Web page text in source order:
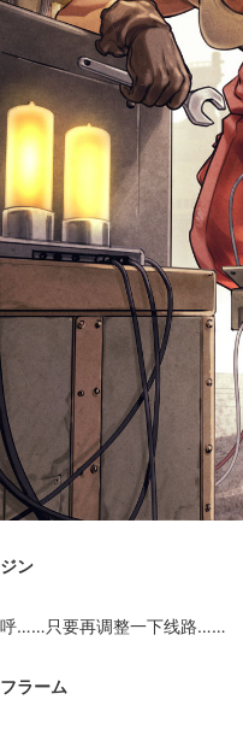
ジン
呼……只要再调整一下线路……
フラーム